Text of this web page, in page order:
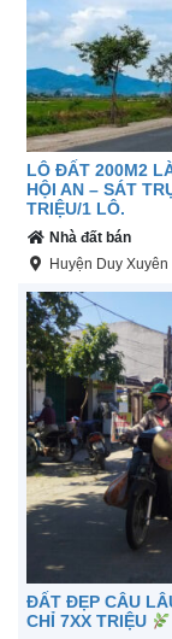
LÔ ĐẤT 200M2
HỘI AN – SÁT
TRIỆU/1 LÔ.
Nhà đất bán
Huyện Duy Xuyên
ĐẤT ĐẸP CÂU
CHỈ 7XX TRIỆU